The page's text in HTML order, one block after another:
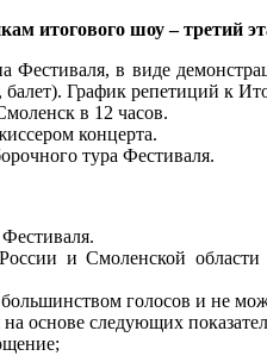
итогового шоу – третий
в виде
График репетиций к
в 12 часов.
концерта.
тура Фестиваля.
и Смоленской области
голосов и не
основе следующих